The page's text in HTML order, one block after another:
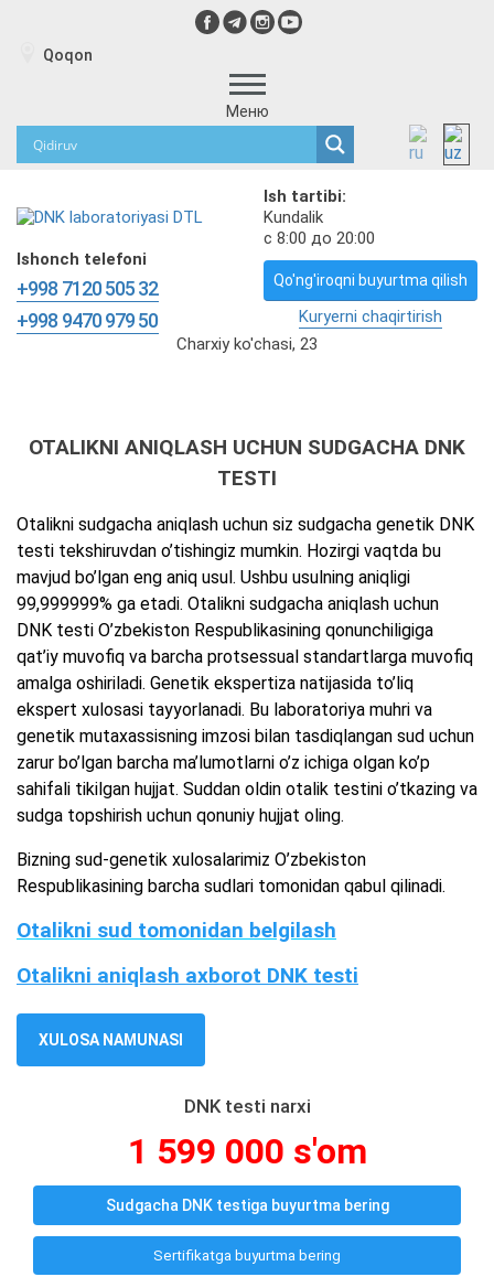
Qoqon
Меню
Ish tartibi:
Kundalik
с 8:00 до 20:00
Ishonch telefoni
+998 7120 505 32
+998 9470 979 50
Qo'ng'iroqni buyurtma qilish
Kuryerni chaqirtirish
Charxiy ko'chasi, 23
OTALIKNI ANIQLASH UCHUN SUDGACHA DNK
TESTI
Otalikni sudgacha aniqlash uchun siz sudgacha genetik DNK
testi tekshiruvdan o’tishingiz mumkin. Hozirgi vaqtda bu
mavjud bo’lgan eng aniq usul. Ushbu usulning aniqligi
99,999999% ga etadi. Otalikni sudgacha aniqlash uchun
DNK testi O’zbekiston Respublikasining qonunchiligiga
qat’iy muvofiq va barcha protsessual standartlarga muvofiq
amalga oshiriladi. Genetik ekspertiza natijasida to’liq
ekspert xulosasi tayyorlanadi. Bu laboratoriya muhri va
genetik mutaxassisning imzosi bilan tasdiqlangan sud uchun
zarur bo’lgan barcha ma’lumotlarni o’z ichiga olgan ko’p
sahifali tikilgan hujjat. Suddan oldin otalik testini o’tkazing va
sudga topshirish uchun qonuniy hujjat oling.
Bizning sud-genetik xulosalarimiz O’zbekiston
Respublikasining barcha sudlari tomonidan qabul qilinadi.
Otalikni sud tomonidan belgilash
Otalikni aniqlash axborot DNK testi
XULOSA NAMUNASI
DNK testi narxi
1 599 000 s'om
Sudgacha DNK testiga buyurtma bering
Sertifikatga buyurtma bering